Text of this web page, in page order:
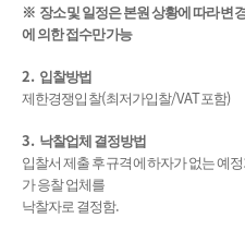
※ 장소 및 일정은 본원 상황에 따라 변
에 의한 접수만 가능
2. 입찰방법
제한경쟁입찰(최저가입찰/VAT포함)
3. 낙찰업체 결정방법
입찰서 제출 후 규격에 하자가 없는 예
가 응찰 업체를
낙찰자로 결정함.